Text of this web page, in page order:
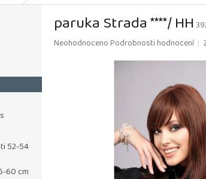
52-54
60 cm
paruka Strada ****/ HH
Průměrné
NeohodnocenoPodrobnosti hodnocení